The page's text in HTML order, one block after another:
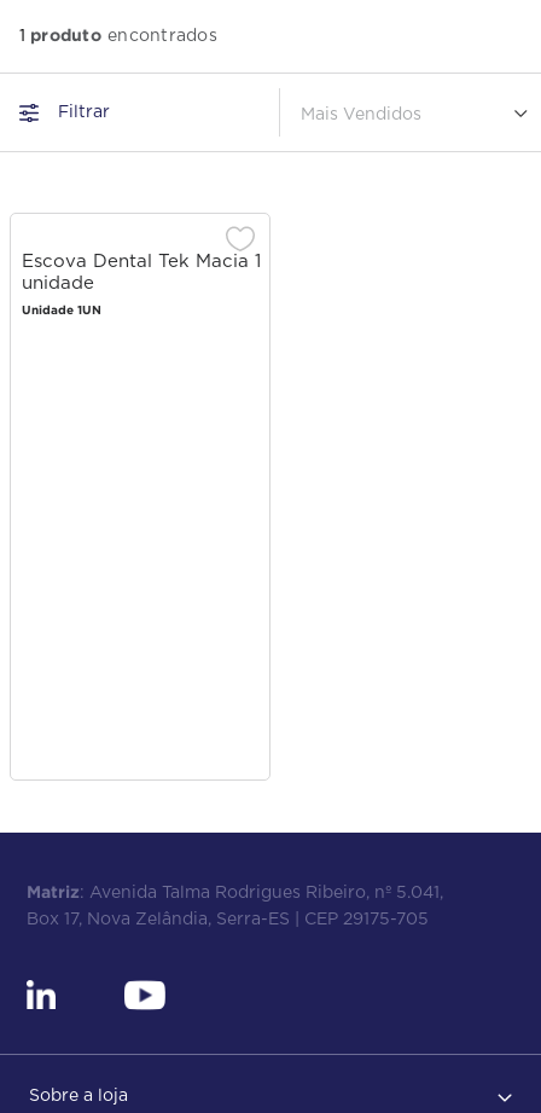
1 produto
Filtrar Mais Vendidos
Escova Dental Tek Macia 1
unidade
Unidade 1UN
Matriz: Avenida Talma Rodrigues Ribeiro, nº 5.041,
Box 17, Nova Zelândia, Serra-ES | CEP 29175-705
Sobre a loja